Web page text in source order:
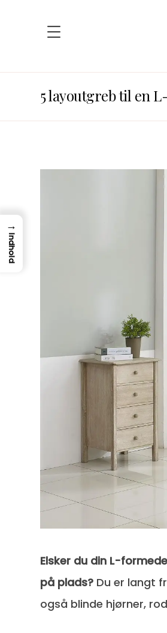
5 layoutgreb til en
Elsker du din L-
på plads? Du er langt
også blinde hjørner,
→
Indhold